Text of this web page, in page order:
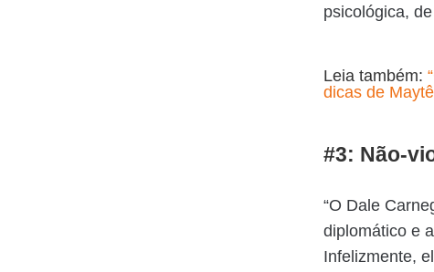
psicológica,
Leia também:
dicas de
#3: Não-
“O Dale
diplomático e
Infelizmente,